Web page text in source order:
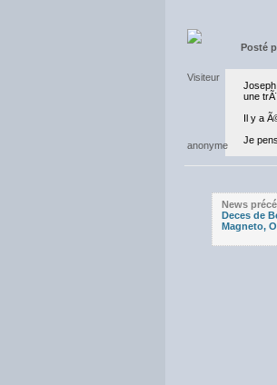
Posté
une
Il y a
Je
News
Deces de
Magneto,